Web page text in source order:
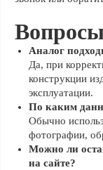
Аналог
Да, при
конструкции
эксплуатации.
По каким
Обычно
фотографии,
Можно ли
на сайте?